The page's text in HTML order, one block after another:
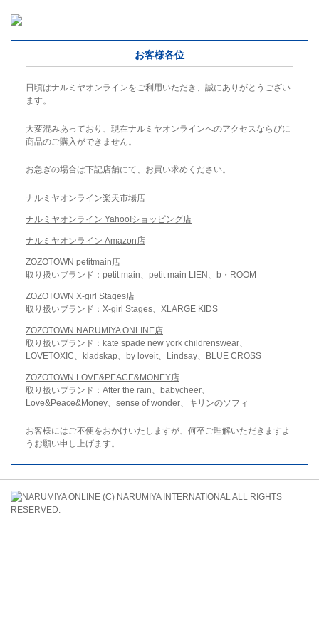
お客様各位
日頃はナルミヤオンラインをご利用いただき、誠にありがとうござい
ます。
大変混みあっており、現在ナルミヤオンラインへのアクセスならびに
商品のご購入ができません。
お急ぎの場合は下記店舗にて、お買い求めください。
ナルミヤオンライン楽天市場店
ナルミヤオンライン Yahoo!ショッピング店
ナルミヤオンライン Amazon店
ZOZOTOWN petitmain店
取り扱いブランド：petit main、petit main LIEN、b・ROOM
ZOZOTOWN X-girl Stages店
取り扱いブランド：X-girl Stages、XLARGE KIDS
ZOZOTOWN NARUMIYA ONLINE店
取り扱いブランド：kate spade new york childrenswear、
LOVETOXIC、kladskap、by loveit、Lindsay、BLUE CROSS
ZOZOTOWN LOVE&PEACE&MONEY店
取り扱いブランド：After the rain、babycheer、
Love&Peace&Money、sense of wonder、キリンのソフィ
お客様にはご不便をおかけいたしますが、何卒ご理解いただきますよ
うお願い申し上げます。